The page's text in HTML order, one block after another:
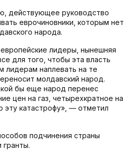
действующее руководство
еврочиновники, которым нет
народа.
лидеры, нынешняя
для того, чтобы эта власть
лидерам наплевать на те
молдавский народ.
бы еще народ перенес
цен на газ, четырехкратное на
эту катастрофу», — отметил
подчинения страны